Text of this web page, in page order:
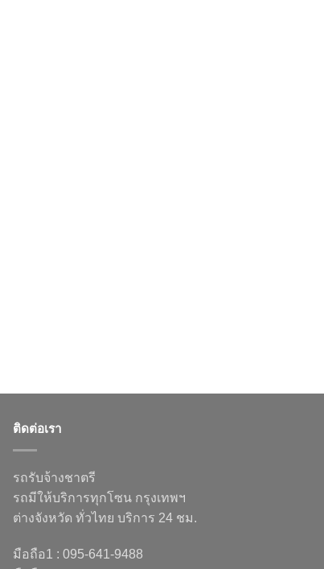
ติดต่อเรา
รถรับจ้างชาตรี
รถมีให้บริการทุกโซน กรุงเทพฯ
ต่างจังหวัด ทั่วไทย บริการ 24 ชม.
มือถือ1 : 095-641-9488